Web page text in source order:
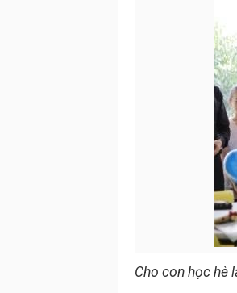
Cho con học hè